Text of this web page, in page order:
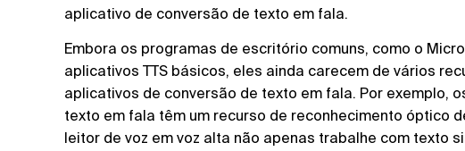
aplicativo de conversão de texto em fala.
Embora os programas de escritório comuns, como o
aplicativos TTS básicos, eles ainda carecem de vários
aplicativos de conversão de texto em fala. Por exemplo,
texto em fala têm um recurso de reconhecimento óptico
leitor de voz em voz alta não apenas trabalhe com texto